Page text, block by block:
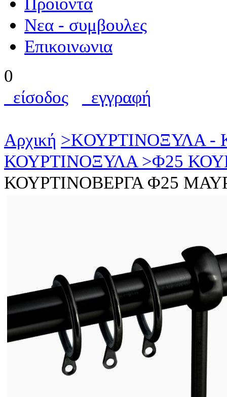
Nεα - συμβουλες
Επικοινωνια
0
είσοδος
εγγραφή
Αρχική >KΟΥΡΤΙΝΟΞΥΛΑ -
ΚΟΥΡΤΙΝΟΞΥΛΑ >Φ25
ΚΟΥΡΤΙΝΟΒΕΡΓΑ Φ25